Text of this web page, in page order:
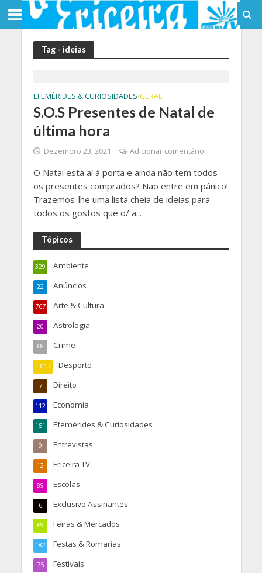
Tag - ideias
EFEMÉRIDES & CURIOSIDADES•GERAL
S.O.S Presentes de Natal de
última hora
Dezembro 23, 2021 Adicionar comentário
O Natal está aí à porta e ainda não tem todos
os presentes comprados? Não entre em pânico!
Trazemos-lhe uma lista cheia de ideias para
todos os gostos que o/ a...
Tópicos
Ambiente
329
Anúncios
22
Arte & Cultura
767
Astrologia
20
Crime
68
Desporto
1.017
Direito
7
Economia
112
Efemérides & Curiosidades
151
Entrevistas
9
Ericeira TV
12
Escolas
89
Exclusivo Assinantes
6
Feiras & Mercados
69
Festas & Romarias
182
Festivais
75